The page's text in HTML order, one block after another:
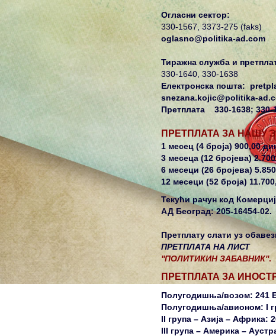
Огласни сектор:
330-1567, 3373-275 (faks)
oglasno@politika-ad.com
Тиражна служба и
330-1640, 330-1638
Електронска пошта:
snezana.kojic@politika-
Претплата 330-1638; 330-
ПРЕТПЛАТА ЗА НАШУ
1 месец (4 броја) 900,00
3 месеца (12 бројева)
6 месеци (26 бројева)
12 месеци (52 броја)
Текући рачун код
АД Београд: 205-16454-02.
Претплату слати уз
ПРЕТПЛАТА НА ЛИСТ
''ПОЛИТИКИН ЗАБАВНИК''.
ПРЕТПЛАТА ЗА
Полугодишња/возом: 241
Полугодишња/авионом: I
II група – Азија – Африка:
III група – Америка –